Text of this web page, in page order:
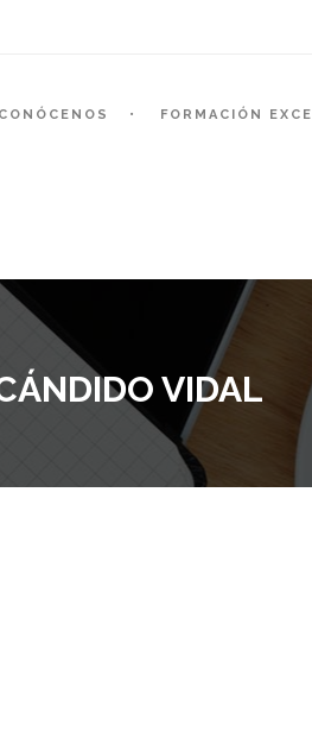
CONÓCENOS FORMACIÓN EXCE
VIDAL